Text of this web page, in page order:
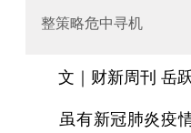
整策略危中寻机
文｜财新周刊 岳
虽有新冠肺炎疫情